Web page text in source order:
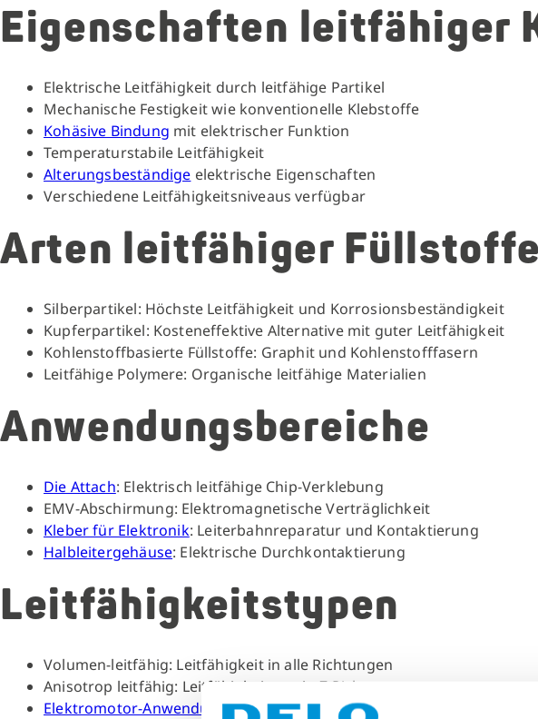
Eigenschaften leitfähiger
Elektrische Leitfähigkeit durch leitfähige Partikel
Mechanische Festigkeitwie konventionelle Klebstoffe
Kohäsive Bindung mit elektrischer Funktion
Temperaturstabile Leitfähigkeit
Alterungsbeständige elektrische Eigenschaften
Verschiedene Leitfähigkeitsniveaus verfügbar
Arten leitfähiger Füllstoffe
Silberpartikel: Höchste Leitfähigkeit und Korrosionsbeständigkeit
Kupferpartikel: Kosteneffektive Alternative mit guter Leitfähigkeit
Kohlenstoffbasierte Füllstoffe: Graphit und Kohlenstofffasern
Leitfähige Polymere: Organische leitfähige Materialien
Anwendungsbereiche
Die Attach: Elektrisch leitfähige Chip-Verklebung
EMV-Abschirmung: Elektromagnetische Verträglichkeit
Kleber für Elektronik: Leiterbahnreparatur und Kontaktierung
Halbleitergehäuse: Elektrische Durchkontaktierung
Leitfähigkeitstypen
Volumen-leitfähig: Leitfähigkeit in alle Richtungen
Anisotrop leitfähig: Leitfähigkeit nur in Z-Richtung
Elektromotor-Anwendungen: Erdung und Potentialausgleich